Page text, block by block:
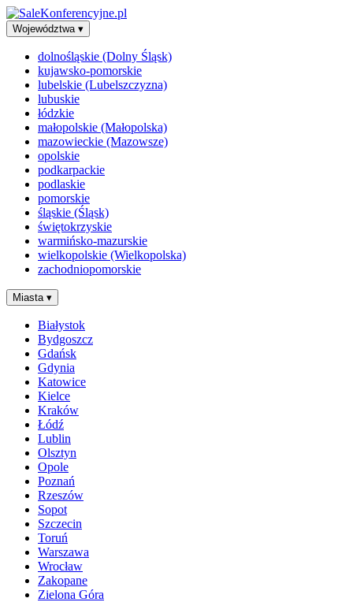
Województwa ▾
dolnośląskie (Dolny Śląsk)
kujawsko-pomorskie
lubelskie (Lubelszczyzna)
lubuskie
łódzkie
małopolskie (Małopolska)
mazowieckie (Mazowsze)
opolskie
podkarpackie
podlaskie
pomorskie
śląskie (Śląsk)
świętokrzyskie
warmińsko-mazurskie
wielkopolskie (Wielkopolska)
zachodniopomorskie
Miasta ▾
Białystok
Bydgoszcz
Gdańsk
Gdynia
Katowice
Kielce
Kraków
Łódź
Lublin
Olsztyn
Opole
Poznań
Rzeszów
Sopot
Szczecin
Toruń
Warszawa
Wrocław
Zakopane
Zielona Góra